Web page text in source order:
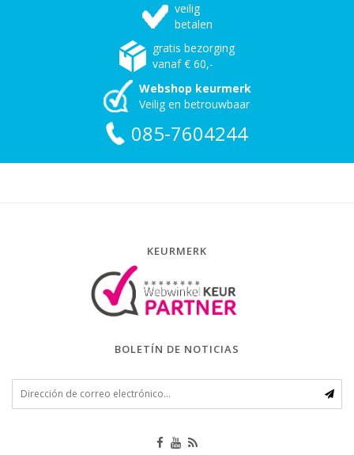
veilig
betalen
gratis bezorging
vanaf € 60,-
Webshop keurmerk
Veilig en betrouwbaar
085-7604244
KEURMERK
BOLETÍN DE NOTICIAS